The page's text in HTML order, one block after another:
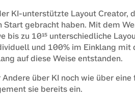
KI-unterstützte Layout Creator,
gebracht haben. Mit dem
zu 10¹⁵ unterschiedliche
und 100% im Einklang mit
auf diese Weise entstanden.
über KI noch wie über eine
sie bereits ein.